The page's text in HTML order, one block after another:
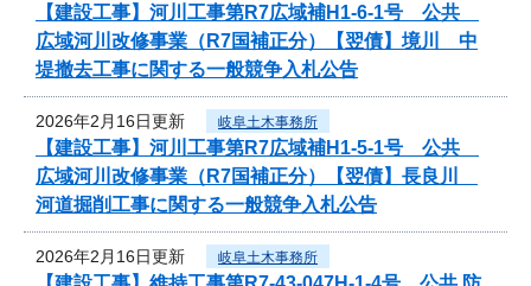
【建設工事】河川工事第R7広域補H1-6-1号 公共
広域河川改修事業（R7国補正分）【翌債】境川 中
堤撤去工事に関する一般競争入札公告
2026年2月16日更新 岐阜土木事務所
【建設工事】河川工事第R7広域補H1-5-1号 公共
広域河川改修事業（R7国補正分）【翌債】長良川
河道掘削工事に関する一般競争入札公告
2026年2月16日更新 岐阜土木事務所